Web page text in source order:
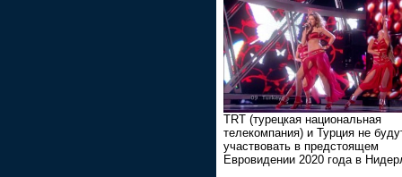
TRT (турецкая национальная
телекомпания) и Турция не
участвовать в предстоящем
Евровидении 2020 года в